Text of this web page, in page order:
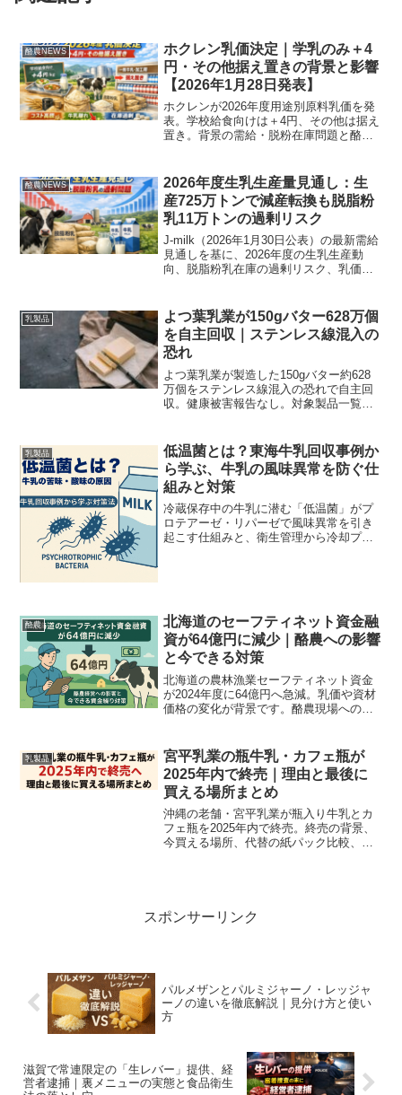
酪農NEWS
ホクレン乳価決定｜学乳のみ＋4
円・その他据え置きの背景と影響
【2026年1月28日発表】
ホクレンが2026年度用途別原料乳価を発
表。学校給食向けは＋4円、その他は据え
置き。背景の需給・脱粉在庫問題と酪農
酪農NEWS
2026年度生乳生産量見通し：生
産725万トンで減産転換も脱脂粉
乳11万トンの過剰リスク
J-milk（2026年1月30日公表）の最新需給
見通しを基に、2026年度の生乳生産動
向、脱脂粉乳在庫の過剰リスク、乳価政
乳製品
よつ葉乳業が150gバター628万個
を自主回収｜ステンレス線混入の
恐れ
よつ葉乳業が製造した150gバター約628
万個をステンレス線混入の恐れで自主回
収。健康被害報告なし。対象製品一覧・
酪農プロ視点で解説。
乳製品
低温菌とは？東海牛乳回収事例か
ら学ぶ、牛乳の風味異常を防ぐ仕
組みと対策
冷蔵保存中の牛乳に潜む「低温菌」がプ
ロテアーゼ・リパーゼで風味異常を引き
起こす仕組みと、衛生管理から冷却プロ
酪農
北海道のセーフティネット資金融
資が64億円に減少｜酪農への影響
と今できる対策
北海道の農林漁業セーフティネット資金
が2024年度に64億円へ急減。乳価や資材
価格の変化が背景です。酪農現場への影
乳製品
宮平乳業の瓶牛乳・カフェ瓶が
2025年内で終売｜理由と最後に
買える場所まとめ
沖縄の老舗・宮平乳業が瓶入り牛乳とカ
フェ瓶を2025年内で終売。終売の背景、
今買える場所、代替の紙パック比較、瓶
スポンサーリンク
パルメザンとパルミジャーノ・レッジャ
ーノの違いを徹底解説｜見分け方と使い
方
滋賀で常連限定の「生レバー」提供、経
営者逮捕｜裏メニューの実態と食品衛生